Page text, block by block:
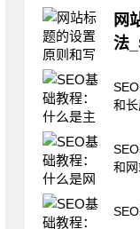
熟
要
步
将
可
(要
下
么
法：
是
其
一
法：
网
法
作
称，
应
的
节
则
和
和